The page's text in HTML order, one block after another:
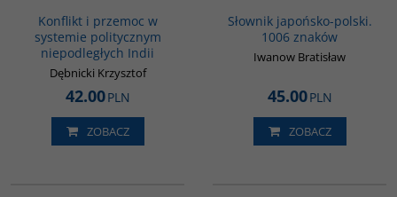
Konflikt i przemoc w
systemie politycznym
niepodległych Indii
Dębnicki Krzysztof
42.00PLN
ZOBACZ
Słownik japońsko-polski.
1006 znaków
Iwanow Bratisław
45.00PLN
ZOBACZ